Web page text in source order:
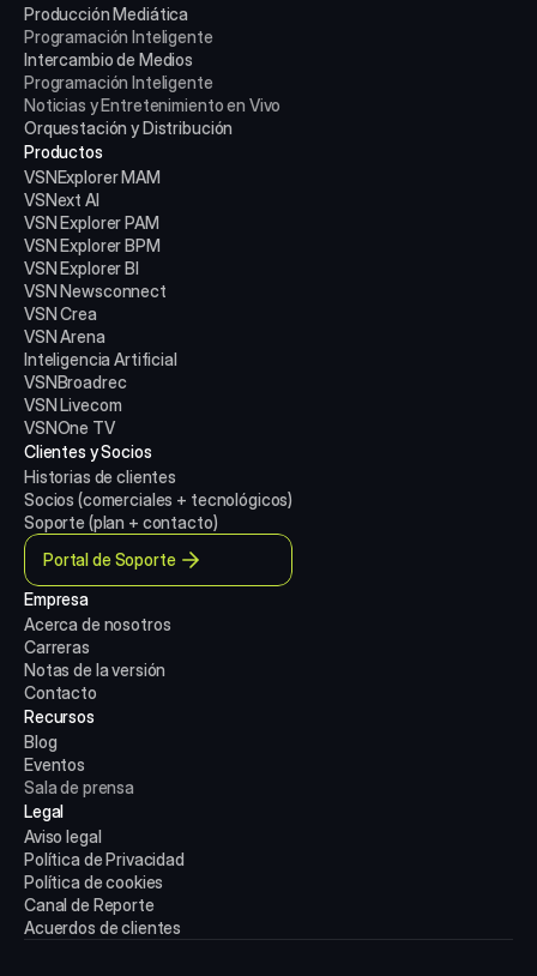
Producción Mediática
Programación Inteligente
Intercambio de Medios
Programación Inteligente
Noticias y Entretenimiento en Vivo
Orquestación y Distribución
Productos
VSNExplorer MAM
VSNext AI
VSN Explorer PAM
VSN Explorer BPM
VSN Explorer BI
VSN Newsconnect
VSN Crea
VSN Arena
Inteligencia Artificial
VSNBroadrec
VSN Livecom
VSNOne TV
Clientes y Socios
Historias de clientes
Socios (comerciales + tecnológicos)
Soporte (plan + contacto)
Portal de Soporte
Empresa
Acerca de nosotros
Carreras
Notas de la versión
Contacto
Recursos
Blog
Eventos
Sala de prensa
Legal
Aviso legal
Política de Privacidad
Política de cookies
Canal de Reporte
Acuerdos de clientes